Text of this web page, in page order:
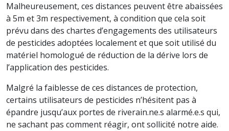
Malheureusement, ces distances peuvent être abaissées
à 5m et 3m respectivement, à condition que cela soit
prévu dans des chartes d’engagements des utilisateurs
de pesticides adoptées localement et que soit utilisé du
matériel homologué de réduction de la dérive lors de
l’application des pesticides.
Malgré la faiblesse de ces distances de protection,
certains utilisateurs de pesticides n’hésitent pas à
épandre jusqu’aux portes de riverain.ne.s alarmé.e.s qui,
ne sachant pas comment réagir, ont sollicité notre aide.